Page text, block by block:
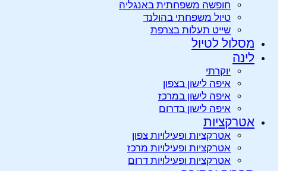
חופשה משפחתית באנגליה
טיול משפחתי בהולנד
שייט תעלות בצרפת
מסלול לטיול
לינה
יוקרתי
איפה לישון בצפון
איפה לישון במרכז
איפה לישון בדרום
אטרקציות
אטרקציות ופעילויות צפון
אטרקציות ופעילויות מרכז
אטרקציות ופעילויות דרום